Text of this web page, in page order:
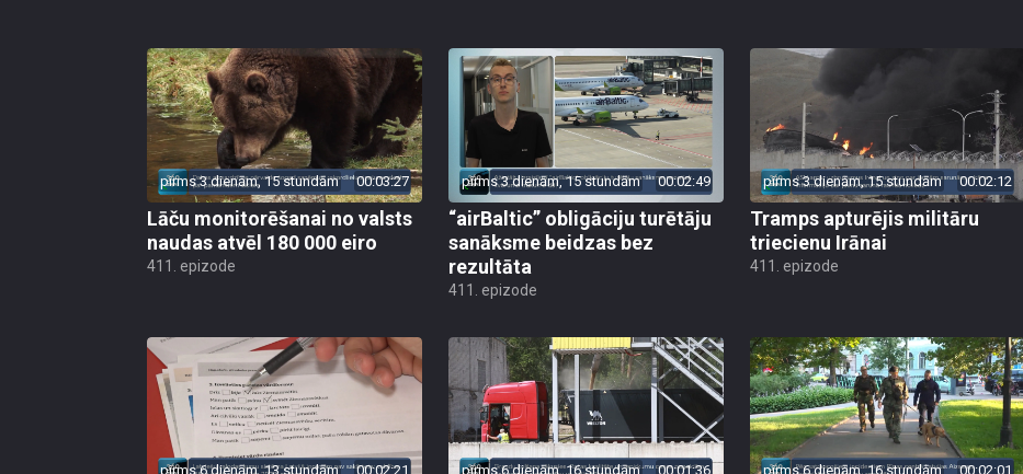
pirms 3 dienām, 15 stundām 00:03:27
Lāču monitorēšanai no valsts
naudas atvēl 180 000 eiro
411. epizode
pirms 3 dienām, 15 stundām 00:02:49
“airBaltic” obligāciju turētāju
sanāksme beidzas bez
rezultāta
411. epizode
pirms 3 dienām, 15 stundām 00:02:12
Tramps apturējis militāru
triecienu Irānai
411. epizode
pirms 6 dienām, 13 stundām 00:02:21 pirms 6 dienām, 16 stundām 00:01:36 pirms 6 dienām, 16 stundām 00:02:01